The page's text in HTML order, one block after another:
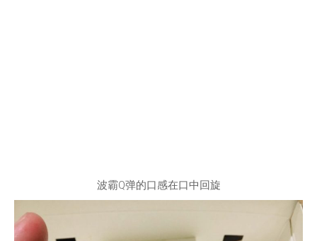
波霸Q弹的口感在口中回旋